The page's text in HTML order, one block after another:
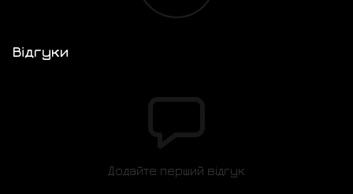
Відгуки
Додайте перший відгук